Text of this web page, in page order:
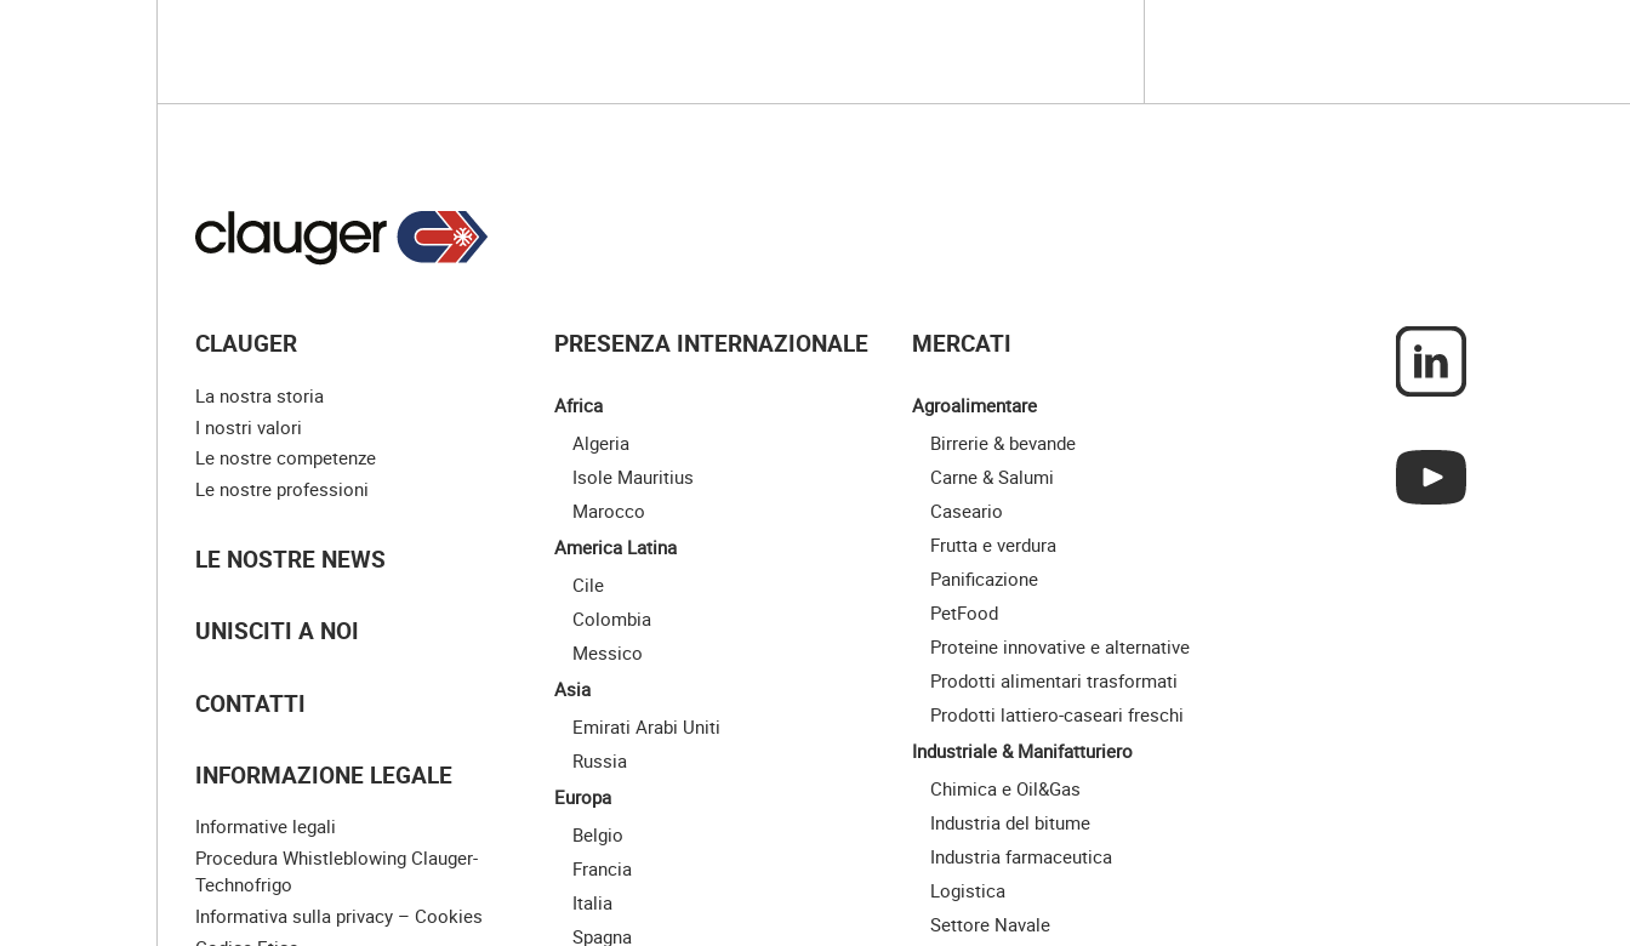
CLAUGER
La nostra storia
I nostri valori
Le nostre competenze
Le nostre professioni
LE NOSTRE NEWS
UNISCITI A NOI
CONTATTI
INFORMAZIONE LEGALE
Informative legali
Procedura Whistleblowing Clauger-
Technofrigo
Informativa sulla privacy – Cookies
PRESENZA INTERNAZIONALE
Africa
Algeria
Isole Mauritius
Marocco
America Latina
Cile
Colombia
Messico
Asia
Emirati Arabi Uniti
Russia
Europa
Belgio
Francia
Italia
Spagna
MERCATI
Agroalimentare
Birrerie & bevande
Carne & Salumi
Caseario
Frutta e verdura
Panificazione
PetFood
Proteine innovative e alternative
Prodotti alimentari trasformati
Prodotti lattiero-caseari freschi
Industriale & Manifatturiero
Chimica e Oil&Gas
Industria del bitume
Industria farmaceutica
Logistica
Settore Navale